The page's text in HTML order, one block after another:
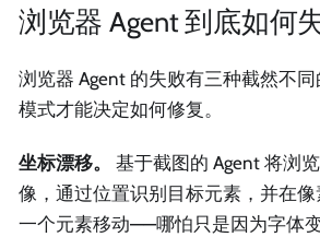
浏览器 Agent 到底如何
浏览器 Agent 的失败有三种截然不
模式才能决定如何修复。
坐标漂移。
基于截图的 Agent 将浏
像，通过位置识别目标元素，并在
一个元素移动——哪怕只是因为字体